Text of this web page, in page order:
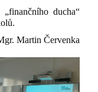
ducha“
Martin Červenka